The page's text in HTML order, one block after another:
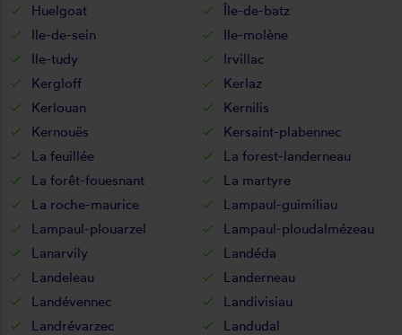
Huelgoat
Île-de-batz
Ile-de-sein
Ile-molène
Ile-tudy
Irvillac
Kergloff
Kerlaz
Kerlouan
Kernilis
Kernouës
Kersaint-plabennec
La feuillée
La forest-landerneau
La forêt-fouesnant
La martyre
La roche-maurice
Lampaul-guimiliau
Lampaul-plouarzel
Lampaul-ploudalmézeau
Lanarvily
Landéda
Landeleau
Landerneau
Landévennec
Landivisiau
Landrévarzec
Landudal